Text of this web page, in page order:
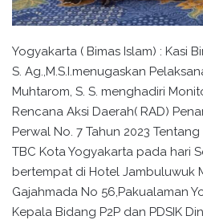
Yogyakarta ( Bimas Islam) : Kasi
S. Ag.,M.S.I.menugaskan
Muhtarom, S. S. menghadiri
Rencana Aksi Daerah( RAD)
Perwal No. 7 Tahun 2023
TBC Kota Yogyakarta pada hari
bertempat di Hotel Jambuluwuk
Gajahmada No 56,Pakualaman
Kepala Bidang P2P dan PDSIK